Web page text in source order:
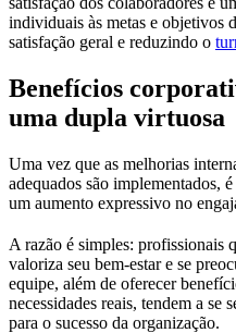
individuais às metas e objetivos
satisfação geral e reduzindo o
Benefícios
uma dupla virtuosa
Uma vez que as melhorias
adequados são implementados,
um aumento expressivo no
A razão é simples: profissionais
valoriza seu bem-estar e se
equipe, além de oferecer
necessidades reais, tendem a
para o sucesso da organização.